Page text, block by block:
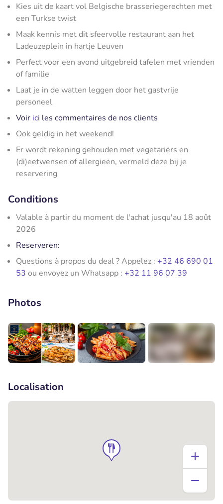
Kies uit de kaart vol Belgische brasseriegerechten met
een Turkse twist
Maak kennis met dit sfeervolle restaurant aan het
Ladeuzeplein in hartje Leuven
Perfect voor een avond uitgebreid tafelen met vrienden
of familie
Laat je in de watten leggen door het gastvrije
personeel
Voir ici les commentaires de nos clients
Ook geldig in het weekend!
Er wordt rekening gehouden met vegetariërs en
(di)eetwensen of allergieën, vermeld deze bij je
reservering
Conditions
Valable à partir du moment de l'achat jusqu'au 18 août
2026
Reserveren:
Questions à propos du deal ? Appelez : +32 46 690 01
53 ou envoyez un Whatsapp : +32 11 96 07 39
Photos
Localisation